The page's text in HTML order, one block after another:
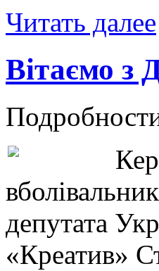
Читать далее
Вітаємо з
депутата
«Креатив»